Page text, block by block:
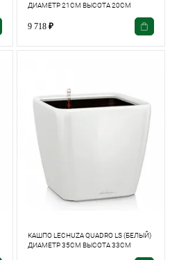
ДИАМЕТР 21СМ ВЫСОТА 20СМ
9 718 ₽
КАШПО LECHUZA QUADRO LS (БЕЛЫЙ)
ДИАМЕТР 35СМ ВЫСОТА 33СМ